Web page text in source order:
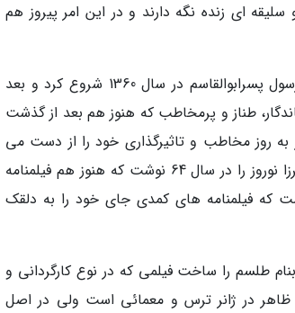
ای زنده نگه دارند و در این امر پیروز هم
امیر یوسفی اضافه کرد: وی کارگردانی سینما را با ساخت فیلم نیمه بلند رسول پسرابوالقاسم در سال 1360 شروع کرد و بعد
را در سال 62 انجام داد. سریالی ماندگار، طناز و پرمخاطب که هنوز هم بعد از گذشت
به روز مخاطب و تاثیرگذاری خود را از دست می
دهد. پس از آن آقای فرهنگ دو فیلمنامه ماندگار اتوبوس و کفش های میرزا نوروز را در سال 64 نوشت که هنوز هم فیلمنامه
که فیلمنامه های کمدی جای خود را به دلقک
65 اولین فیلم سینمائی خود بنام طلسم را ساخت فیلمی که در نوع کارگردانی و
ظاهر در ژانر ترس و معمائی است ولی در اصل